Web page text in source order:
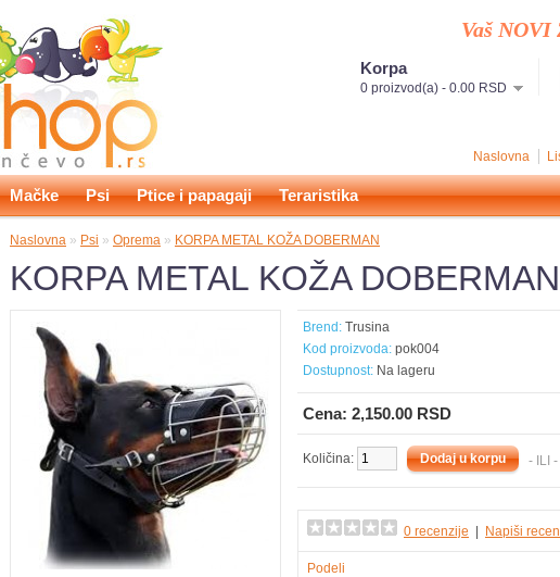
Korpa
0 proizvod(a) - 0.00 RSD
Vaš NOVI
Naslovna
Mačke Psi Ptice i papagaji Teraristika
Naslovna » Psi » Oprema » KORPA METAL KOŽA DOBERMAN
KORPA METAL KOŽA DOBERMAN
Brend: Trusina
Kod proizvoda: pok004
Dostupnost: Na lageru
Cena: 2,150.00 RSD
Količina: - ILI -
0 recenzije Napiši
Podeli